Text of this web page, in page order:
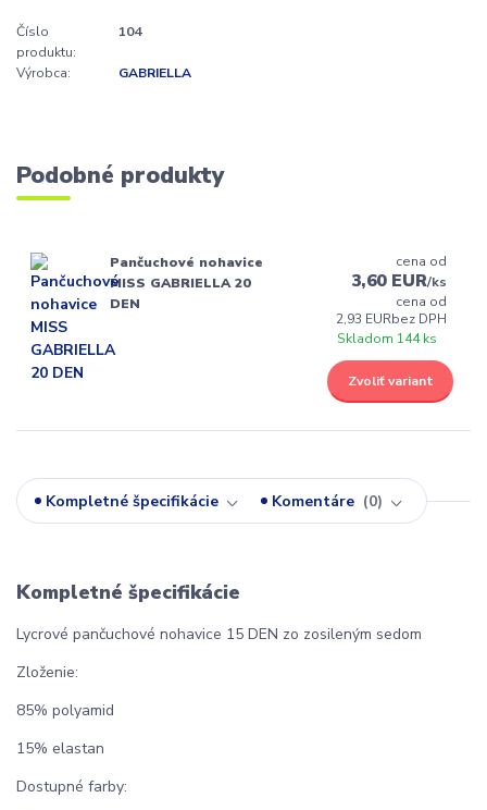
Číslo
produktu:
104
Výrobca: GABRIELLA
Podobné produkty
Pančuchové nohavice
MISS GABRIELLA 20
DEN
cena od
3,60 EUR/ks
cena od
2,93 EURbez DPH
Skladom 144 ks
Zvoliť variant
Kompletné špecifikácie Komentáre 0
Kompletné špecifikácie
Lycrové pančuchové nohavice 15 DEN zo zosileným sedom
Zloženie:
85% polyamid
15% elastan
Dostupné farby: